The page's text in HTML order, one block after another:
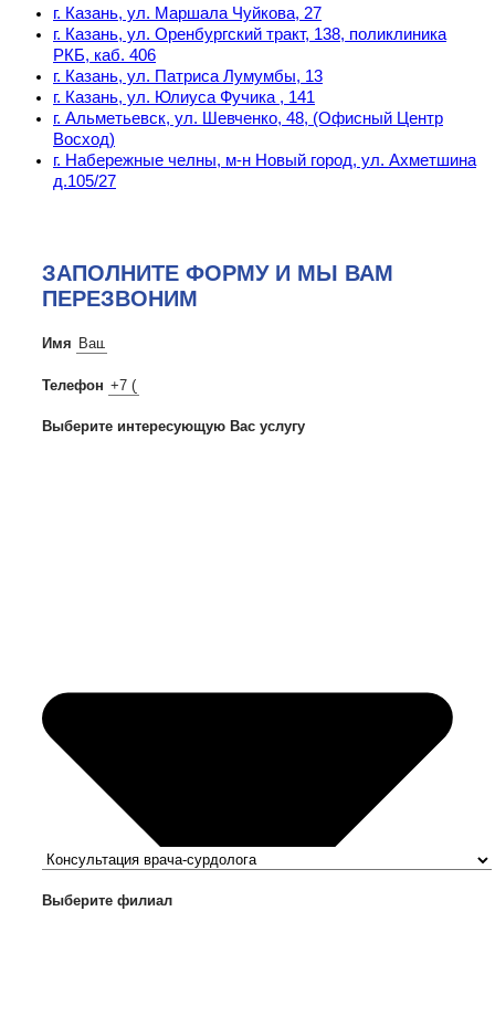
г. Казань, ул. Маршала Чуйкова, 27
г. Казань, ул. Оренбургский тракт, 138, поликлиника
РКБ, каб. 406
г. Казань, ул. Патриса Лумумбы, 13
г. Казань, ул. Юлиуса Фучика , 141
г. Альметьевск, ул. Шевченко, 48, (Офисный Центр
Восход)
г. Набережные челны, м-н Новый город, ул. Ахметшина
д.105/27
ЗАПОЛНИТЕ ФОРМУ И МЫ ВАМ
ПЕРЕЗВОНИМ
Имя
Телефон
Выберите интересующую Вас услугу
Выберите филиал